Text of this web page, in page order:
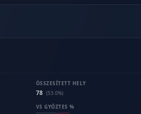
ÖSSZESÍTETT HELY
78 (53.0%)
VS GYŐZTES %